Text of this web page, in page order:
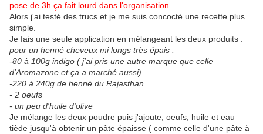
pose de 3h ça fait lourd dans l'organisation.
Alors j'ai testé des trucs et je me suis concocté une recette plus
simple.
Je fais une seule application en mélangeant les deux produits :
pour un henné cheveux mi longs très épais :
-80 à 100g indigo ( j'ai pris une autre marque que celle
d'Aromazone et ça a marché aussi)
-220 à 240g de henné du Rajasthan
- 2 oeufs
- un peu d'huile d'olive
Je mélange les deux poudre puis j'ajoute, oeufs, huile et eau
tiède jusqu'à obtenir un pâte épaisse ( comme celle d'une pâte à